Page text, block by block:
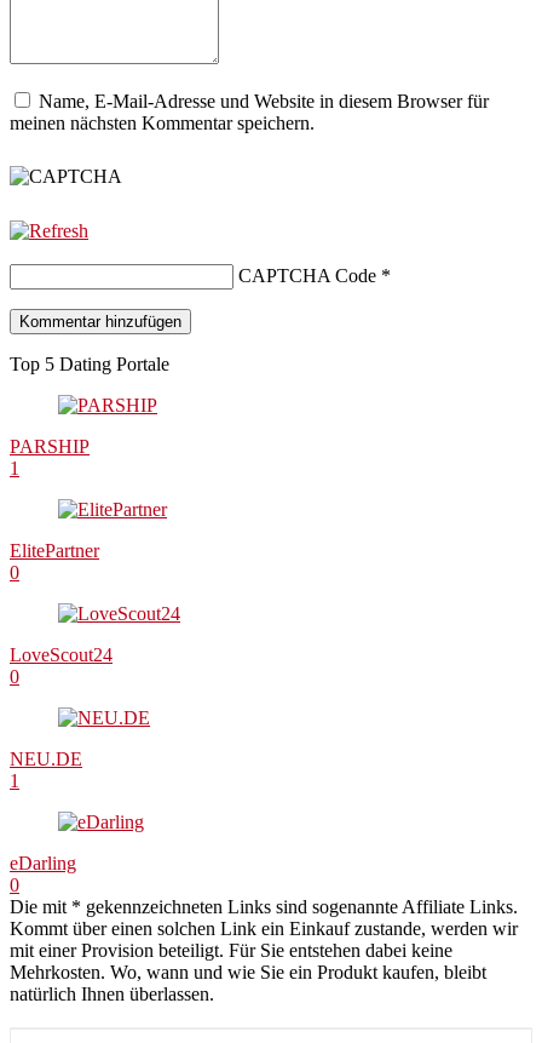
Name, E-Mail-Adresse und Website in diesem Browser für
meinen nächsten Kommentar speichern.
CAPTCHA Code *
Top 5 Dating Portale
PARSHIP
1
ElitePartner
0
LoveScout24
0
NEU.DE
1
eDarling
0
Die mit * gekennzeichneten Links sind sogenannte Affiliate Links.
Kommt über einen solchen Link ein Einkauf zustande, werden wir
mit einer Provision beteiligt. Für Sie entstehen dabei keine
Mehrkosten. Wo, wann und wie Sie ein Produkt kaufen, bleibt
natürlich Ihnen überlassen.